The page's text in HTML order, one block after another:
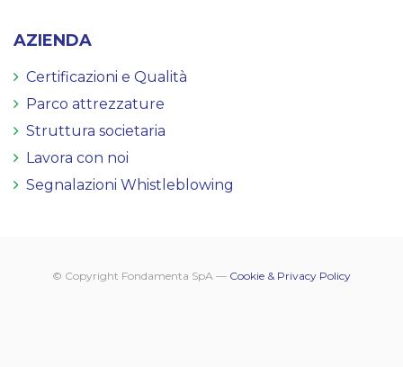
AZIENDA
Certificazioni e Qualità
Parco attrezzature
Struttura societaria
Lavora con noi
Segnalazioni Whistleblowing
© Copyright Fondamenta SpA — Cookie & Privacy Policy